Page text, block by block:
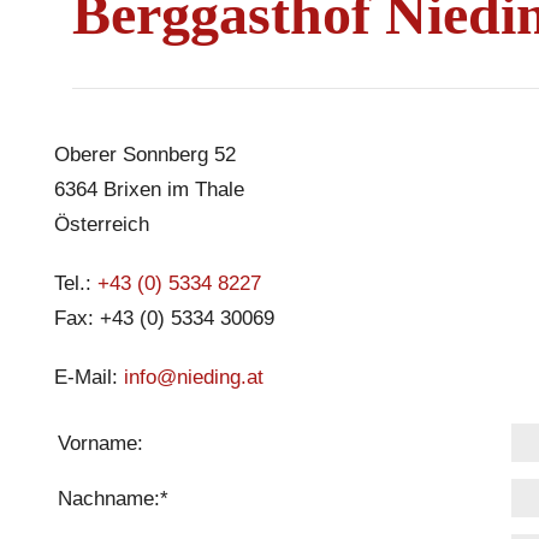
Berggasthof
Oberer Sonnberg 52
6364 Brixen im Thale
Österreich
Tel.: +43 (0) 5334 8227
Fax: +43 (0) 5334 30069
E-Mail: info@nieding.at
Vorname:
Nachname:*